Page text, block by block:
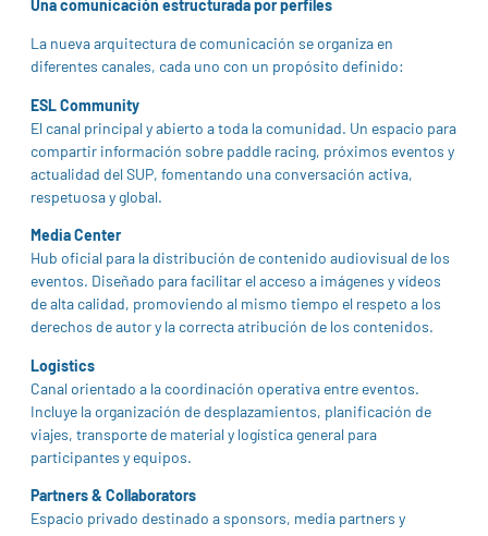
Una comunicación estructurada por perfiles
La nueva arquitectura de comunicación se organiza en
diferentes canales, cada uno con un propósito definido:
ESL Community
El canal principal y abierto a toda la comunidad. Un espacio para
compartir información sobre paddle racing, próximos eventos y
actualidad del SUP, fomentando una conversación activa,
respetuosa y global.
Media Center
Hub oficial para la distribución de contenido audiovisual de los
eventos. Diseñado para facilitar el acceso a imágenes y vídeos
de alta calidad, promoviendo al mismo tiempo el respeto a los
derechos de autor y la correcta atribución de los contenidos.
Logistics
Canal orientado a la coordinación operativa entre eventos.
Incluye la organización de desplazamientos, planificación de
viajes, transporte de material y logística general para
participantes y equipos.
Partners & Collaborators
Espacio privado destinado a sponsors, media partners y